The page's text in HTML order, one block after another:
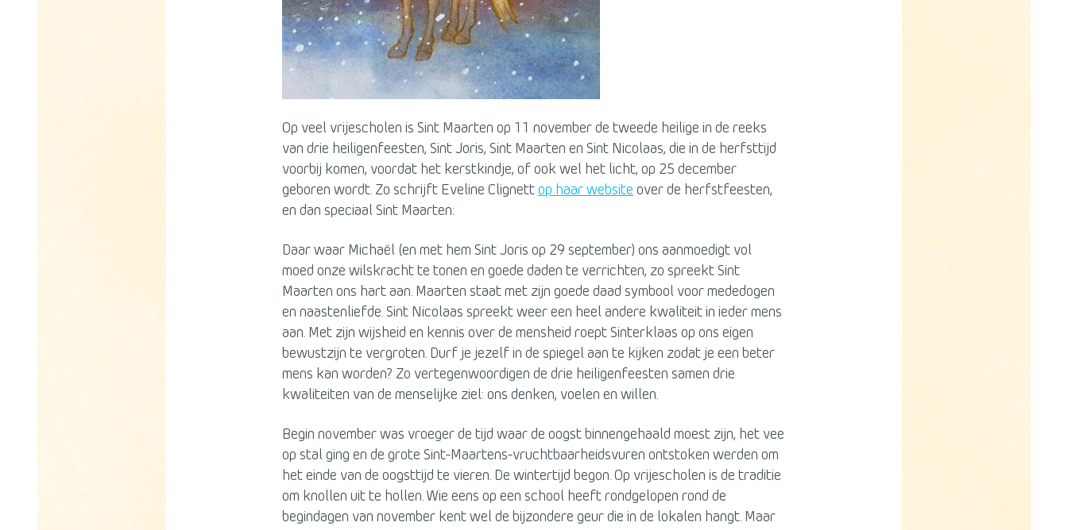
Op veel vrijescholen is Sint Maarten op 11 november de tweede heilige in de reeks
van drie heiligenfeesten, Sint Joris, Sint Maarten en Sint Nicolaas, die in de herfsttijd
voorbij komen, voordat het kerstkindje, of ook wel het licht, op 25 december
geboren wordt. Zo schrijft Eveline Clignettop haar website over de herfstfeesten,
en dan speciaal Sint Maarten:
Daar waar Michaël (en met hem Sint Joris op 29 september) ons aanmoedigt vol
moed onze wilskracht te tonen en goede daden te verrichten, zo spreekt Sint
Maarten ons hart aan. Maarten staat met zijn goede daad symbool voor mededogen
en naastenliefde. Sint Nicolaas spreekt weer een heel andere kwaliteit in ieder mens
aan. Met zijn wijsheid en kennis over de mensheid roept Sinterklaas op ons eigen
bewustzijn te vergroten. Durf je jezelf in de spiegel aan te kijken zodat je een beter
mens kan worden? Zo vertegenwoordigen de drie heiligenfeesten samen drie
kwaliteiten van de menselijke ziel: ons denken, voelen en willen.
Begin november was vroeger de tijd waar de oogst binnengehaald moest zijn, het vee
op stal ging en de grote Sint-Maartens-vruchtbaarheidsvuren ontstoken werden om
het einde van de oogsttijd te vieren. De wintertijd begon. Op vrijescholen is de traditie
om knollen uit te hollen. Wie eens op een school heeft rondgelopen rond de
begindagen van november kent wel de bijzondere geur die in de lokalen hangt. Maar